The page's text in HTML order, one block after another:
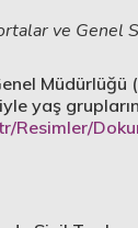
ve Genel
Müdürlüğü
yaş
Resimler/